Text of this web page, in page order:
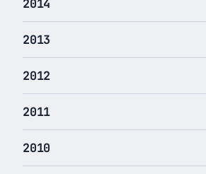
2014
2013
2012
2011
2010